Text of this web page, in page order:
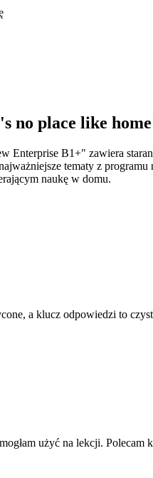
no place like
Enterprise B1+" zawiera
tematy z
naukę w domu.
a klucz odpowiedzi to
użyć na lekcji. Polecam